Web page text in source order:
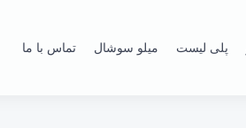
پلی لیست میلو سوشال تماس با ما